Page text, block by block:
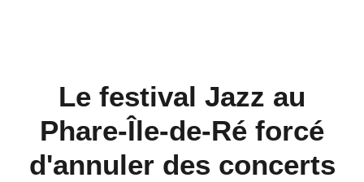
Le festival Jazz au
Phare-Île-de-Ré forcé
d'annuler des concerts